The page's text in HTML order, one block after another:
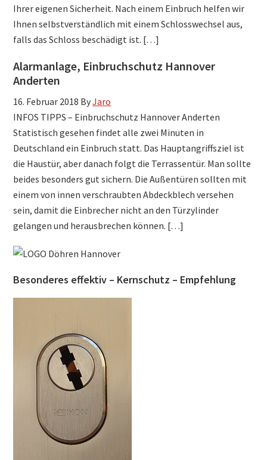
Ihrer eigenen Sicherheit. Nach einem Einbruch helfen wir
Ihnen selbstverständlich mit einem Schlosswechsel aus,
falls das Schloss beschädigt ist. […]
Alarmanlage, Einbruchschutz Hannover
Anderten
16. Februar 2018 ByJaro
INFOS TIPPS – Einbruchschutz Hannover Anderten
Statistisch gesehen findet alle zwei Minuten in
Deutschland ein Einbruch statt. Das Hauptangriffsziel ist
die Haustür, aber danach folgt die Terrassentür. Man sollte
beides besonders gut sichern. Die Außentüren sollten mit
einem von innen verschraubten Abdeckblech versehen
sein, damit die Einbrecher nicht an den Türzylinder
gelangen und herausbrechen können. […]
Besonderes effektiv – Kernschutz – Empfehlung